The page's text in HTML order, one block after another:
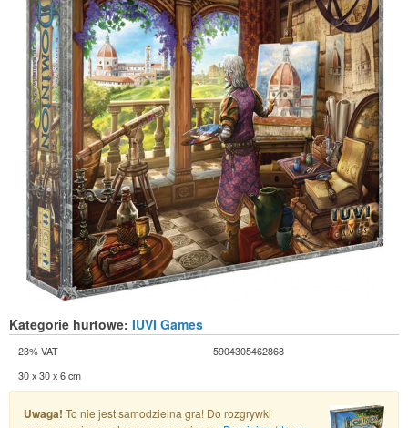
Kategorie hurtowe: IUVI Games
23% VAT
5904305462868
30 x 30 x 6 cm
Uwaga! To nie jest samodzielna gra! Do rozgrywki